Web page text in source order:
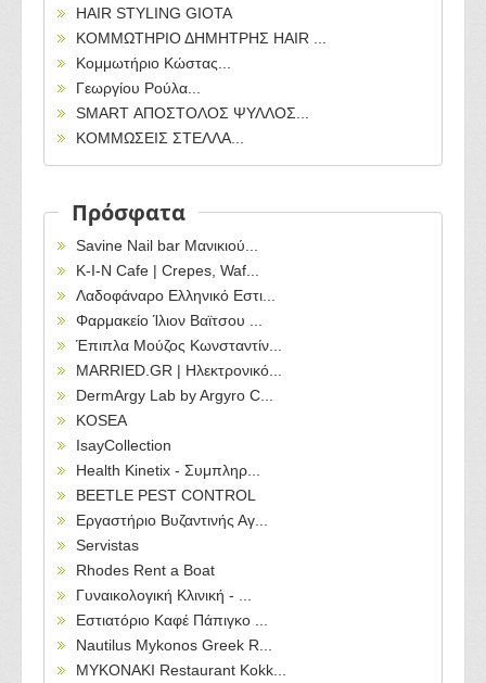
HAIR STYLING GIOTA
ΚΟΜΜΩΤΗΡΙΟ ΔΗΜΗΤΡΗΣ HAIR ...
Κομμωτήριο Κώστας...
Γεωργίου Ρούλα...
SMART ΑΠΟΣΤΟΛΟΣ ΨΥΛΛΟΣ...
ΚΟΜΜΩΣΕΙΣ ΣΤΕΛΛΑ...
Πρόσφατα
Savine Nail bar Μανικιού...
Κ-Ι-Ν Cafe | Crepes, Waf...
Λαδοφάναρο Ελληνικό Εστι...
Φαρμακείο Ίλιον Βαϊτσου ...
Έπιπλα Μούζος Κωνσταντίν...
MARRIED.GR | Ηλεκτρονικό...
DermArgy Lab by Argyro C...
KOSEA
IsayCollection
Health Kinetix - Συμπληρ...
BEETLE PEST CONTROL
Εργαστήριο Βυζαντινής Αγ...
Servistas
Rhodes Rent a Boat
Γυναικολογική Κλινική - ...
Εστιατόριο Καφέ Πάπιγκο ...
Nautilus Mykonos Greek R...
MYKONAKI Restaurant Kokk...